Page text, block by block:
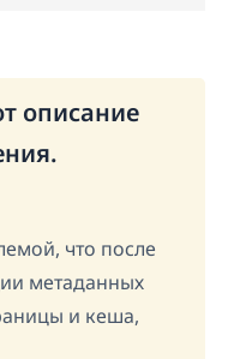
описание
что после
метаданных
и кеша,